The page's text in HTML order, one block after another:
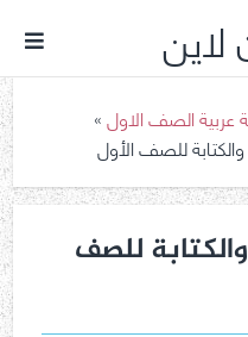
لاين
عربية الصف الاول»
والكتابة للصف الأول
للصف